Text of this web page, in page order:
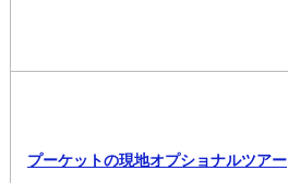
プーケットの現地オプショナルツアー